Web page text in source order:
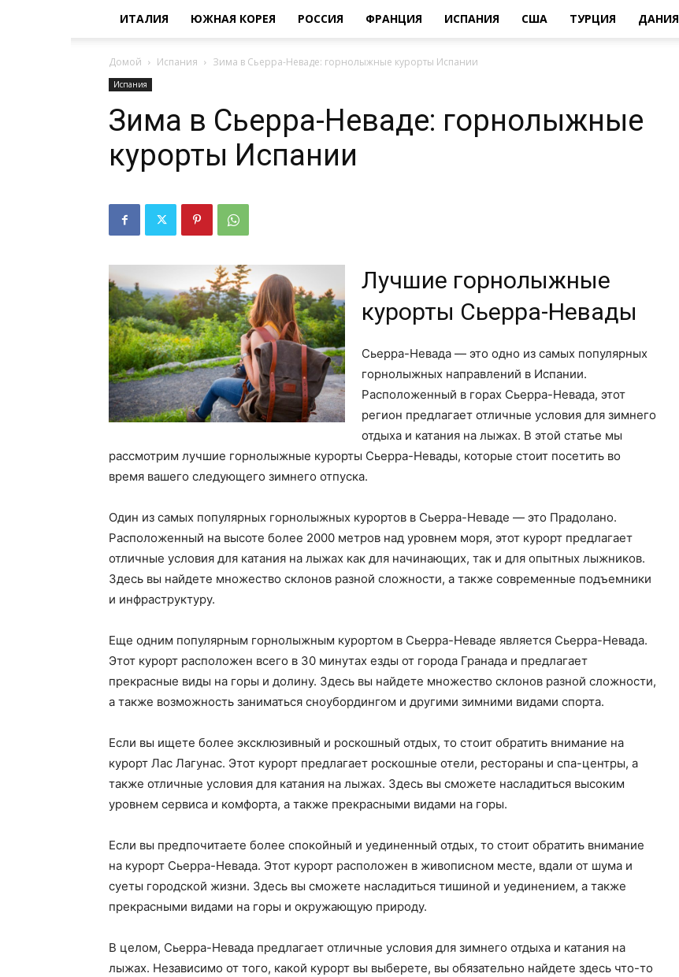
ИТАЛИЯ ЮЖНАЯ КОРЕЯ РОССИЯ ФРАНЦИЯ ИСПАНИЯ США ТУРЦИЯ ДАНИЯ
Домой Испания Зима в Сьерра-Неваде: горнолыжные курорты Испании
Испания
Зима в Сьерра-Неваде: горнолыжные
курорты Испании
Лучшие горнолыжные
курорты Сьерра-Невады
Сьерра-Невада — это одно из самых популярных
горнолыжных направлений в Испании.
Расположенный в горах Сьерра-Невада, этот
регион предлагает отличные условия для зимнего
отдыха и катания на лыжах. В этой статье мы
рассмотрим лучшие горнолыжные курорты Сьерра-Невады, которые стоит посетить во
время вашего следующего зимнего отпуска.
Один из самых популярных горнолыжных курортов в Сьерра-Неваде — это Прадолано.
Расположенный на высоте более 2000 метров над уровнем моря, этот курорт предлагает
отличные условия для катания на лыжах как для начинающих, так и для опытных лыжников.
Здесь вы найдете множество склонов разной сложности, а также современные подъемники
и инфраструктуру.
Еще одним популярным горнолыжным курортом в Сьерра-Неваде является Сьерра-Невада.
Этот курорт расположен всего в 30 минутах езды от города Гранада и предлагает
прекрасные виды на горы и долину. Здесь вы найдете множество склонов разной сложности,
а также возможность заниматься сноубордингом и другими зимними видами спорта.
Если вы ищете более эксклюзивный и роскошный отдых, то стоит обратить внимание на
курорт Лас Лагунас. Этот курорт предлагает роскошные отели, рестораны и спа-центры, а
также отличные условия для катания на лыжах. Здесь вы сможете насладиться высоким
уровнем сервиса и комфорта, а также прекрасными видами на горы.
Если вы предпочитаете более спокойный и уединенный отдых, то стоит обратить внимание
на курорт Сьерра-Невада. Этот курорт расположен в живописном месте, вдали от шума и
суеты городской жизни. Здесь вы сможете насладиться тишиной и уединением, а также
прекрасными видами на горы и окружающую природу.
В целом, Сьерра-Невада предлагает отличные условия для зимнего отдыха и катания на
лыжах. Независимо от того, какой курорт вы выберете, вы обязательно найдете здесь что-то